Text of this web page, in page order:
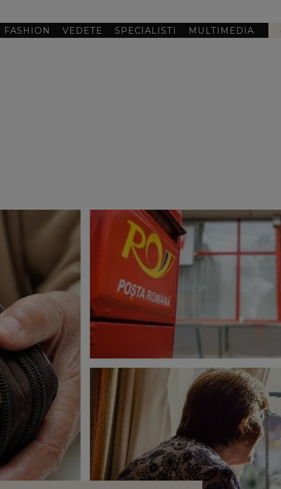
FASHION VEDETE SPECIALISTI MULTIMEDIA